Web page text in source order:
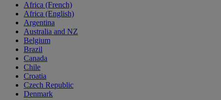
Africa (French)
Africa (English)
Argentina
Australia and NZ
Belgium
Brazil
Canada
Chile
Croatia
Czech Republic
Denmark